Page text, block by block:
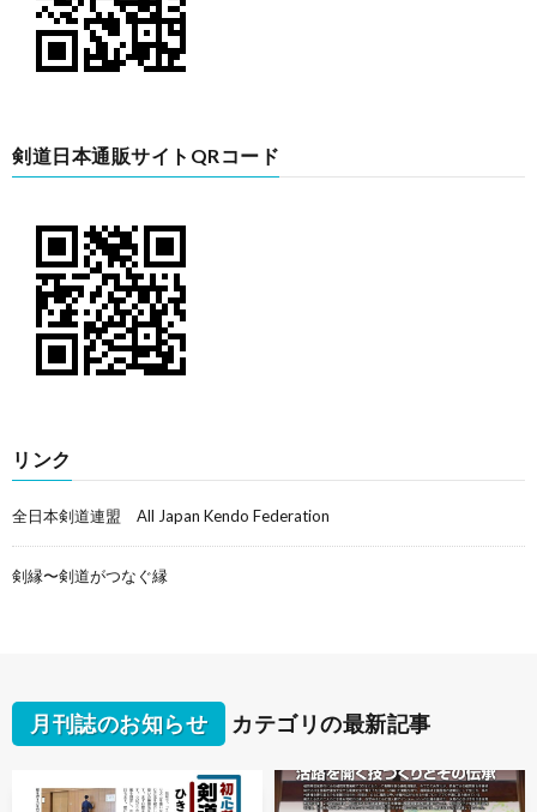
剣道日本通販サイトQRコード
リンク
全日本剣道連盟 All Japan Kendo Federation
剣縁〜剣道がつなぐ縁
月刊誌のお知らせ カテゴリの最新記事